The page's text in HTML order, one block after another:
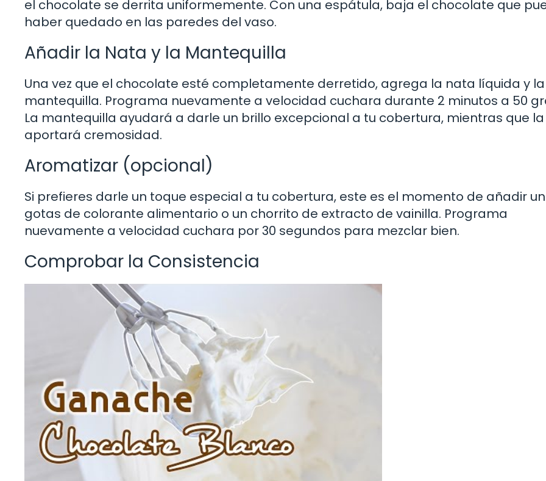
el chocolate se derrita uniformemente. Con una espátula, baja el chocolate que
haber quedado en las paredes del vaso.
Añadir la Nata y la Mantequilla
Una vez que el chocolate esté completamente derretido, agrega la nata líquida y la
mantequilla. Programa nuevamente a velocidad cuchara durante 2 minutos a 50
La mantequilla ayudará a darle un brillo excepcional a tu cobertura, mientras que
aportará cremosidad.
Aromatizar (opcional)
Si prefieres darle un toque especial a tu cobertura, este es el momento de añadir
gotas de colorante alimentario o un chorrito de extracto de vainilla. Programa
nuevamente a velocidad cuchara por 30 segundos para mezclar bien.
Comprobar la Consistencia